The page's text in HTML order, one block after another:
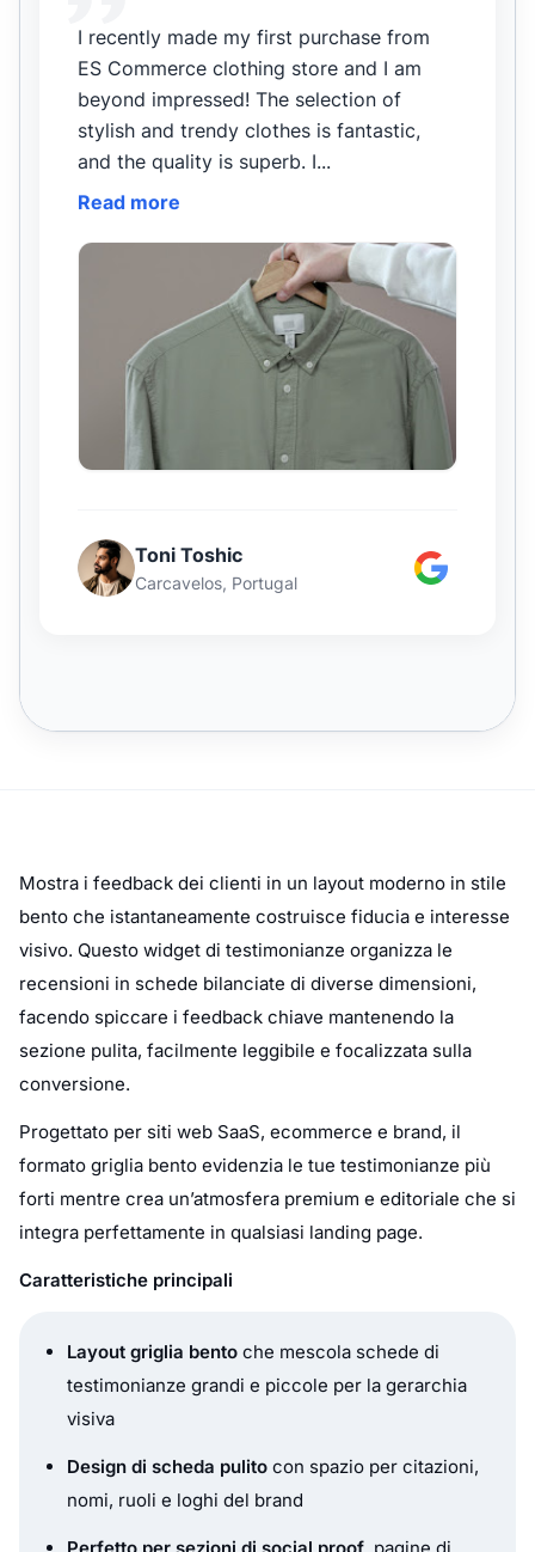
Mostra i feedback dei clienti in un layout moderno in stile
bento che istantaneamente costruisce fiducia e interesse
visivo. Questo widget di testimonianze organizza le
recensioni in schede bilanciate di diverse dimensioni,
facendo spiccare i feedback chiave mantenendo la
sezione pulita, facilmente leggibile e focalizzata sulla
conversione.
Progettato per siti web SaaS, ecommerce e brand, il
formato griglia bento evidenzia le tue testimonianze più
forti mentre crea un’atmosfera premium e editoriale che si
integra perfettamente in qualsiasi landing page.
Caratteristiche principali
Layout griglia bento che mescola schede di
testimonianze grandi e piccole per la gerarchia
visiva
Design di scheda pulito con spazio per citazioni,
nomi, ruoli e loghi del brand
Perfetto per sezioni di social proof , pagine di